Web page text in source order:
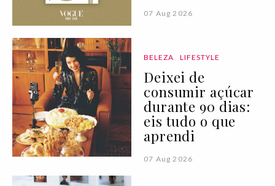
07 Aug 2026
BELEZA LIFESTYLE
Deixei de
consumir açúcar
durante 90 dias:
eis tudo o que
aprendi
07 Aug 2026